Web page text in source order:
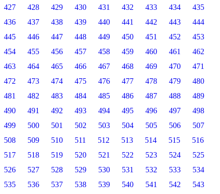
427
428 429 430 431 432 433 434
435
436
437 438 439 440 441 442 443
444
445
446 447 448 449 450 451 452
453
454
455 456 457 458 459 460 461
462
463
464 465 466 467 468 469 470
471
472
473 474 475 476 477 478 479
480
481
482 483 484 485 486 487 488
489
490
491 492 493 494 495 496 497
498
499
500 501 502 503 504 505 506
507
508
509 510 511 512 513 514 515
516
517
518 519 520 521 522 523 524
525
526
527 528 529 530 531 532 533
534
535
536 537 538 539 540 541 542
543